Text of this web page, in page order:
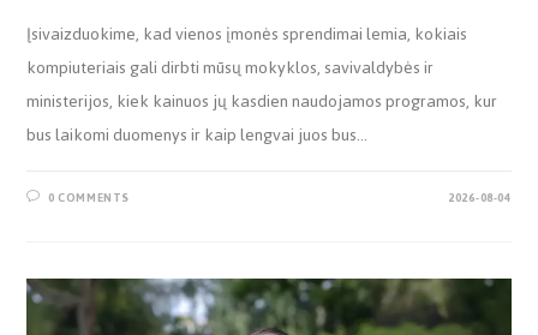
Įsivaizduokime, kad vienos įmonės sprendimai lemia, kokiais
kompiuteriais gali dirbti mūsų mokyklos, savivaldybės ir
ministerijos, kiek kainuos jų kasdien naudojamos programos, kur
bus laikomi duomenys ir kaip lengvai juos bus…
0 COMMENTS 2026-08-04